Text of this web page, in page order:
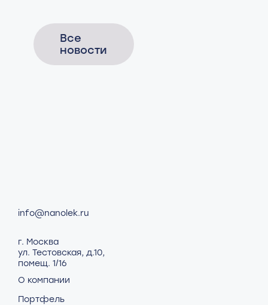
Все
новости
info@nanolek.ru
г. Москва
ул. Тестовская, д.10,
помещ. 1/16
О компании
Портфель